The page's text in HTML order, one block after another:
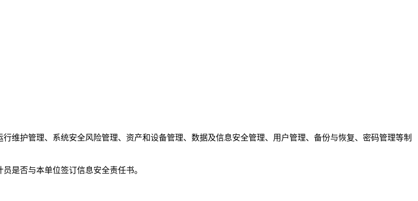
护管理、系统安全风险管理、资产和设备管理、数据及信息安全管理、用户管理、备份与恢复、密码管理等制
是否与本单位签订信息安全责任书。